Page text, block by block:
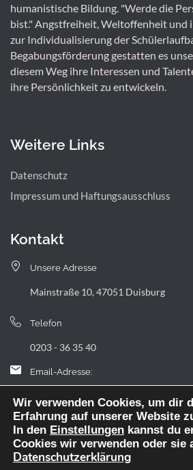
humanistische Bildung. "Werde die
bist." Angstfreiheit, Weltoffenheit und
zur Individualisierung der
Begabungsförderung gestatten es
diesem Weg ihre Interessen und
ihre Persönlichkeit zu entwickeln.
Weitere Links
Datenschutz
Impressum und Haftungsausschluss
Kontakt
Unsere Adresse
Mainstraße 10, 47051 Duisburg
Telefon
0203 - 36 35 40
Email-Adresse:
landfermann.gymnasium[at]stadt-
Wir verwenden Cookies, um dir
Erfahrung auf unserer Website
In den Einstellungen kannst du
Cookies wir verwenden oder sie
Datenschutzerklärung